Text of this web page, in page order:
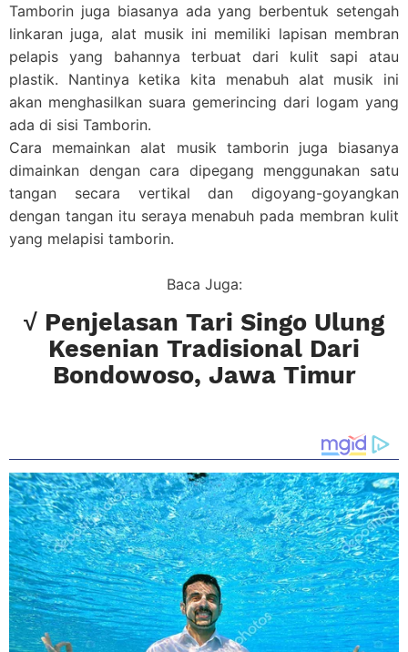
Tamborin juga biasanya ada yang berbentuk setengah
linkaran juga, alat musik ini memiliki lapisan membran
pelapis yang bahannya terbuat dari kulit sapi atau
plastik. Nantinya ketika kita menabuh alat musik ini
akan menghasilkan suara gemerincing dari logam yang
ada di sisi Tamborin.
Cara memainkan alat musik tamborin juga biasanya
dimainkan dengan cara dipegang menggunakan satu
tangan secara vertikal dan digoyang-goyangkan
dengan tangan itu seraya menabuh pada membran kulit
yang melapisi tamborin.
Baca Juga:
√ Penjelasan Tari Singo Ulung
Kesenian Tradisional Dari
Bondowoso, Jawa Timur